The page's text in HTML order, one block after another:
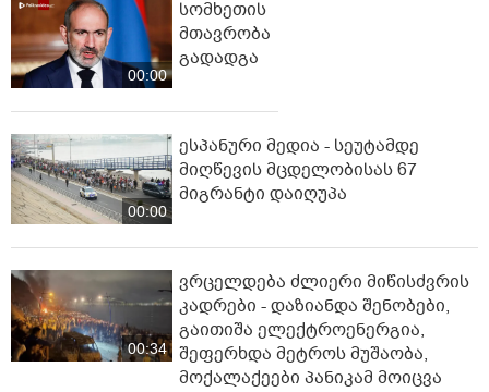
00:00
სომხეთის
მთავრობა
გადადგა
00:00
ესპანური მედია - სეუტამდე
მიღწევის მცდელობისას 67
მიგრანტი დაიღუპა
00:34
ვრცელდება ძლიერი მიწისძვრის
კადრები - დაზიანდა შენობები,
გაითიშა ელექტროენერგია,
შეფერხდა მეტროს მუშაობა,
მოქალაქეები პანიკამ მოიცვა